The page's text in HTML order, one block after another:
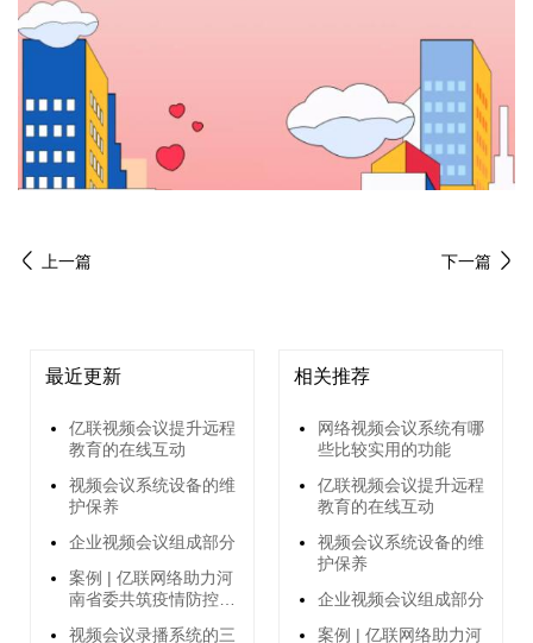
上一篇 下一篇
最近更新
亿联视频会议提升远程
教育的在线互动
视频会议系统设备的维
护保养
企业视频会议组成部分
案例 | 亿联网络助力河
南省委共筑疫情防控钢
视频会议录播系统的三
相关推荐
网络视频会议系统有哪
些比较实用的功能
亿联视频会议提升远程
教育的在线互动
视频会议系统设备的维
护保养
企业视频会议组成部分
案例 | 亿联网络助力河